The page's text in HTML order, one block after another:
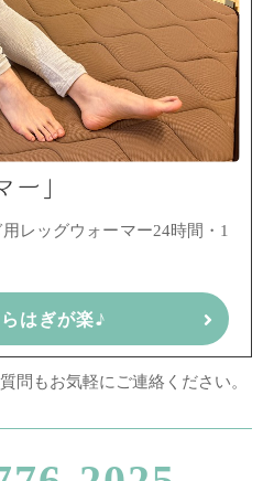
ー」
レッグウォーマー24時間・1
はぎが楽♪
問もお気軽にご連絡ください。